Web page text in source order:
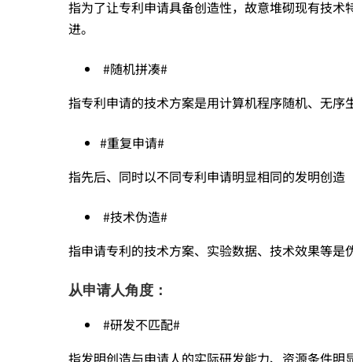
险
不
可
控？
——
先
找
指为了让专利申请具备创造性，故意堆砌现有技
进。
#随机拼凑#
指专利申请的技术方案是用计算机程序随机、无序
#重复申请#
指先后、同时以不同专利申请明显相同的发明创造
#技术伪造#
指申请专利的技术方案、实验数据、技术效果等是
从申请人角度：
#研发不匹配#
指发明创造与申请人的实际研发能力、资源条件明